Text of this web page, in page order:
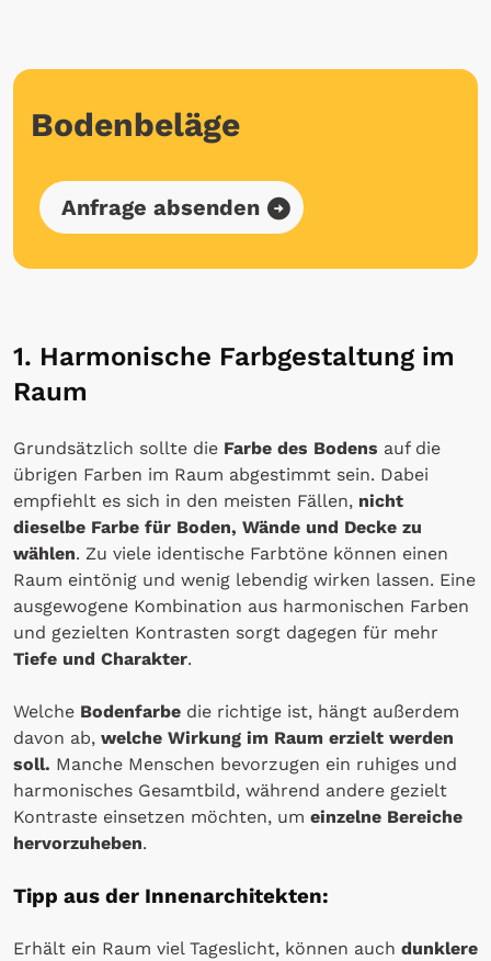
Bodenbeläge
Anfrage absenden
1. Harmonische Farbgestaltung im
Raum
Grundsätzlich sollte die Farbe des Bodens auf die
übrigen Farben im Raum abgestimmt sein. Dabei
empfiehlt es sich in den meisten Fällen, nicht
dieselbe Farbe für Boden, Wände und Decke zu
wählen. Zu viele identische Farbtöne können einen
Raum eintönig und wenig lebendig wirken lassen. Eine
ausgewogene Kombination aus harmonischen Farben
und gezielten Kontrasten sorgt dagegen für mehr
Tiefe und Charakter.
Welche Bodenfarbe die richtige ist, hängt außerdem
davon ab, welche Wirkung im Raum erzielt werden
soll. Manche Menschen bevorzugen ein ruhiges und
harmonisches Gesamtbild, während andere gezielt
Kontraste einsetzen möchten, um einzelne Bereiche
hervorzuheben.
Tipp aus der Innenarchitekten:
Erhält ein Raum viel Tageslicht, können auch dunklere